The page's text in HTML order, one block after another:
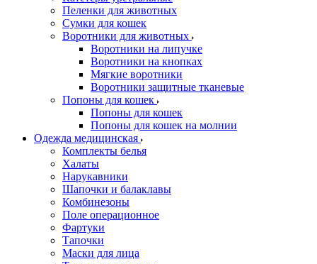
Пеленки для животных
Сумки для кошек
Воротники для животных
Воротники на липучке
Воротники на кнопках
Мягкие воротники
Воротники защитные тканевые
Попоны для кошек
Попоны для кошек
Попоны для кошек на молнии
Одежда медицинская
Комплекты белья
Халаты
Нарукавники
Шапочки и балаклавы
Комбинезоны
Поле операционное
Фартуки
Тапочки
Маски для лица